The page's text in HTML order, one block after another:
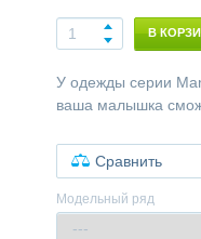
В
У одежды серии
ваша малышка
Сравнить
Модельный ряд